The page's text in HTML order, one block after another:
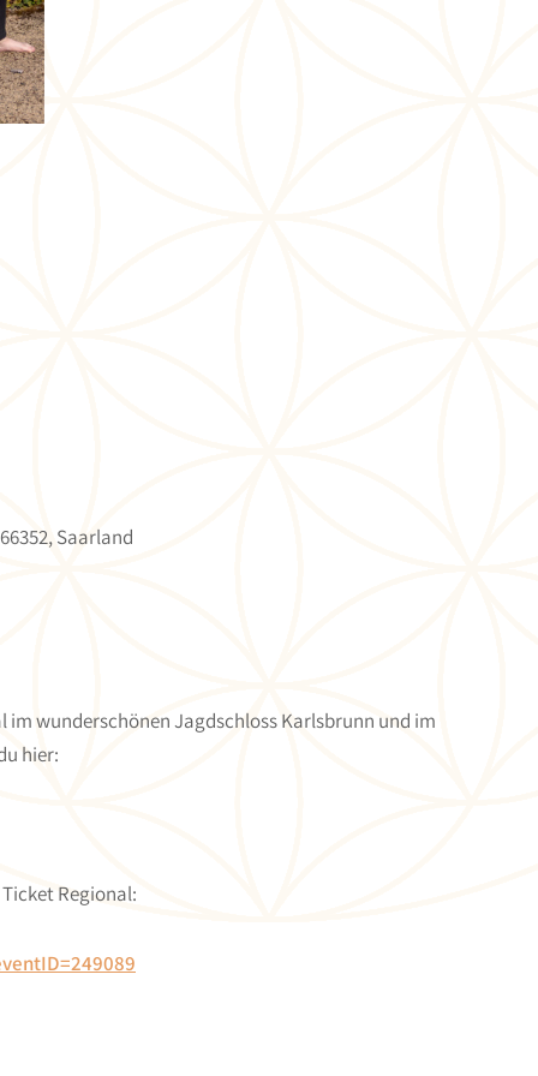
Saarland
wunderschönen Jagdschloss Karlsbrunn und im
hier:
Regional: